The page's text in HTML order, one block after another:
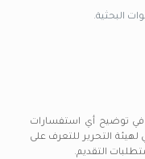
البحثية.
في توضيح أي استفسارات
التحرير للتعرف على
التقديم.